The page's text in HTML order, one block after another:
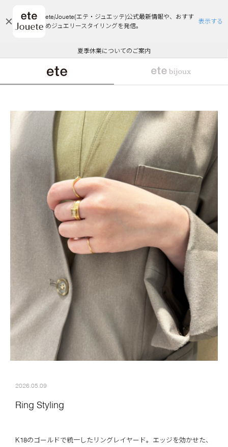
ete/Jouete(エテ・ジュエッテ)公式最新情報や、おすす
めジュエリースタイリングを発信。
表示する
エコラッピング及びエコポイント付与のご案内
ご注文いただいたお品物のお届け状況について
夏季休業についてのご案内
WEB Limited Items >>
採用のご案内
悪質な偽サイトにご注意ください
エコラッピング及びエコポイント付与のご案内
ご注文いただいたお品物のお届け状況について
2026.05.09
Ring Styling
K18のゴールドで統一したリングレイヤード。エッジを効かせた、